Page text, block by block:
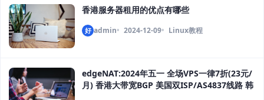
香港服务器租用的优点有哪些
好 admin 2024-12-09 Linux教程
edgeNAT:2024年五一 全场VPS一律7折(23元/
月) 香港大带宽BGP 美国双ISP/AS4837线路 韩